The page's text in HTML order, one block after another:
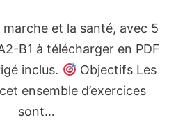
et la santé, avec 5
B1 à télécharger en PDF
inclus.
Objectifs Les
ensemble d’exercices
sont…